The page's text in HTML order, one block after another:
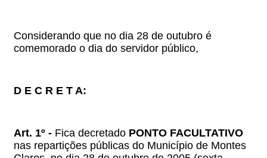
Considerando que no dia 28 de outubro é
comemorado o dia do servidor público,
D E C R E T A:
Art. 1º - Fica decretado PONTO FACULTATIVO
nas repartições públicas do Município de Montes